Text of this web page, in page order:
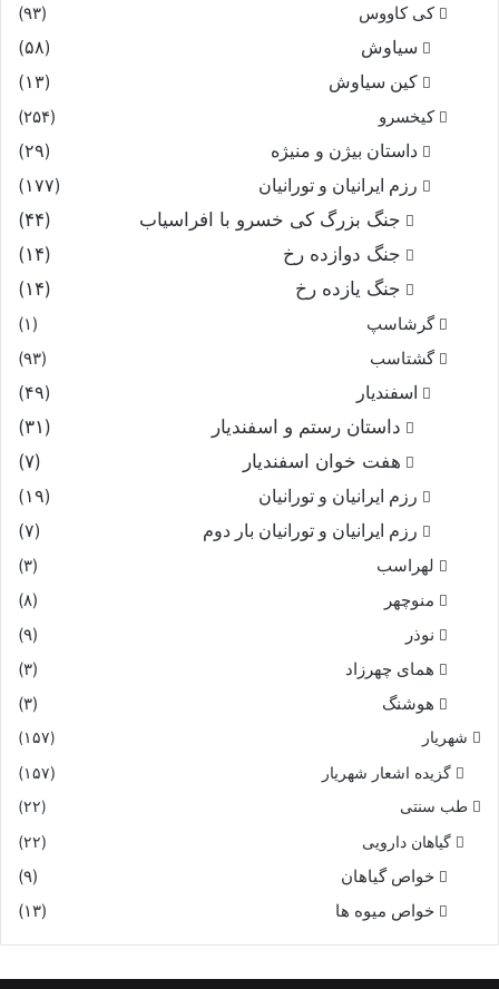
کی کاووس
(۹۳)
سیاوش
(۵۸)
کین سیاوش
(۱۳)
کیخسرو
(۲۵۴)
داستان بیژن و منیژه
(۲۹)
رزم ایرانیان و تورانیان
(۱۷۷)
جنگ بزرگ کی خسرو با افراسیاب
(۴۴)
جنگ دوازده رخ
(۱۴)
جنگ یازده رخ
(۱۴)
گرشاسپ
(۱)
گشتاسب
(۹۳)
اسفندیار
(۴۹)
داستان رستم و اسفندیار
(۳۱)
هفت خوان اسفندیار
(۷)
رزم ایرانیان و تورانیان
(۱۹)
رزم ایرانیان و تورانیان بار دوم
(۷)
لهراسب
(۳)
منوچهر
(۸)
نوذر
(۹)
هماى چهرزاد
(۳)
هوشنگ
(۳)
شهریار (۱۵۷)
گزیده اشعار شهریار (۱۵۷)
طب سنتی (۲۲)
گیاهان دارویی (۲۲)
خواص گیاهان
(۹)
خواص میوه ها
(۱۳)